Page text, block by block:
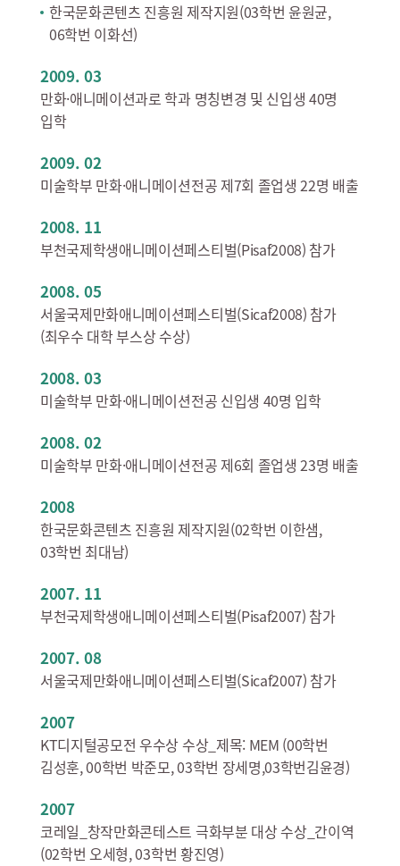
한국문화콘텐츠 진흥원 제작지원(03학번 윤원균,
06학번 이화선)
2009. 03
만화·애니메이션과로 학과 명칭변경 및 신입생 40명
입학
2009. 02
미술학부 만화·애니메이션전공 제7회 졸업생 22명 배출
2008. 11
부천국제학생애니메이션페스티벌(Pisaf2008) 참가
2008. 05
서울국제만화애니메이션페스티벌(Sicaf2008) 참가
(최우수 대학 부스상 수상)
2008. 03
미술학부 만화·애니메이션전공 신입생 40명 입학
2008. 02
미술학부 만화·애니메이션전공 제6회 졸업생 23명 배출
2008
한국문화콘텐츠 진흥원 제작지원(02학번 이한샘,
03학번 최대남)
2007. 11
부천국제학생애니메이션페스티벌(Pisaf2007) 참가
2007. 08
서울국제만화애니메이션페스티벌(Sicaf2007) 참가
2007
KT디지털공모전 우수상 수상_제목: MEM (00학번
김성훈, 00학번 박준모, 03학번 장세명,03학번김윤경)
2007
코레일_창작만화콘테스트 극화부분 대상 수상_간이역
(02학번 오세형, 03학번 황진영)